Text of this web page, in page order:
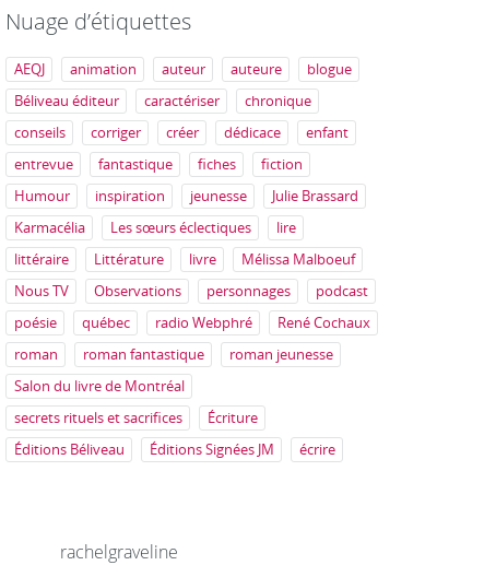
Nuage d’étiquettes
AEQJ animation auteur auteure
blogue
Béliveau éditeur
caractériser
chronique
conseils
corriger créer dédicace
enfant
entrevue
fantastique fiches
fiction
Humour
inspiration jeunesse
Julie Brassard
Karmacélia
Les sœurs éclectiques
lire
littéraire
Littérature livre
Mélissa Malboeuf
Nous TV
Observations personnages
podcast
poésie
québec radio Webphré
René Cochaux
roman
roman fantastique
roman jeunesse
Salon du livre de Montréal
secrets rituels et sacrifices
Écriture
Éditions Béliveau
Éditions Signées JM écrire
rachelgraveline